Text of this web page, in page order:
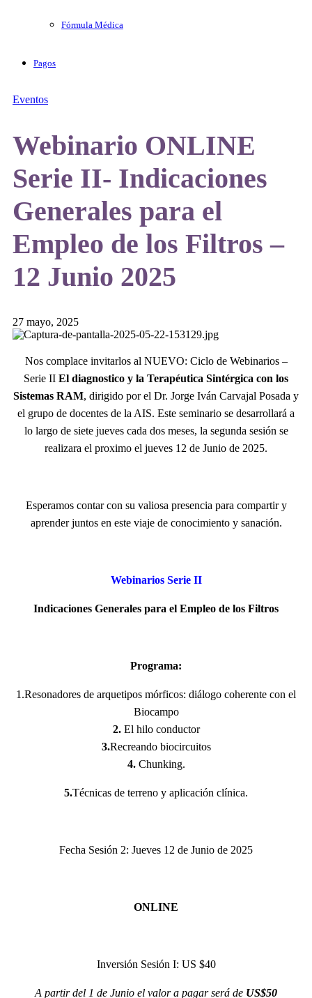
Fórmula Médica
Pagos
Eventos
Webinario ONLINE
Serie II- Indicaciones
Generales para el
Empleo de los Filtros –
12 Junio 2025
27 mayo, 2025
Nos complace invitarlos al NUEVO: Ciclo de Webinarios –
Serie II El diagnostico y la Terapéutica Sintérgica con los
Sistemas RAM, dirigido por el Dr. Jorge Iván Carvajal Posada y
el grupo de docentes de la AIS. Este seminario se desarrollará a
lo largo de siete jueves cada dos meses, la segunda sesión se
realizara el proximo el jueves 12 de Junio de 2025.
Esperamos contar con su valiosa presencia para compartir y
aprender juntos en este viaje de conocimiento y sanación.
Webinarios Serie II
Indicaciones Generales para el Empleo de los Filtros
Programa:
1.Resonadores de arquetipos mórficos: diálogo coherente con el
Biocampo
2.⁠El hilo conductor
3.Recreando biocircuitos
4.Chunking.
5.Técnicas de terreno y aplicación clínica.
Fecha Sesión 2: Jueves 12 de Junio de 2025
ONLINE
Inversión Sesión I: US $40
A partir del 1 de Junio el valor a pagar será de US$50